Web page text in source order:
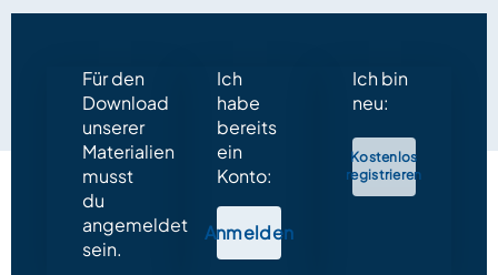
Für den
Download
unserer
Materialien
musst
du
angemeldet
sein.
Ich
habe
bereits
ein
Konto:
Anmelden
Ich bin
neu:
Kostenlos
registrieren